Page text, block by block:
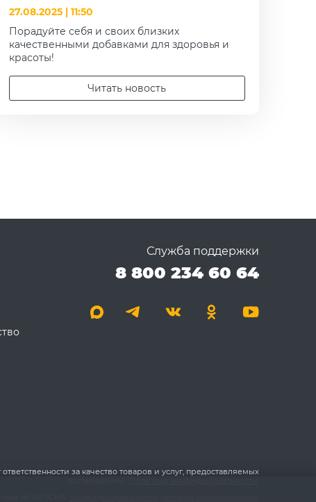
27.08.2025 | 11:50
Порадуйте себя и своих близких
качественными добавками для здоровья и
красоты!
Читать новость
Служба поддержки
8 800 234 60 64
за качество товаров и услуг, предоставляемых